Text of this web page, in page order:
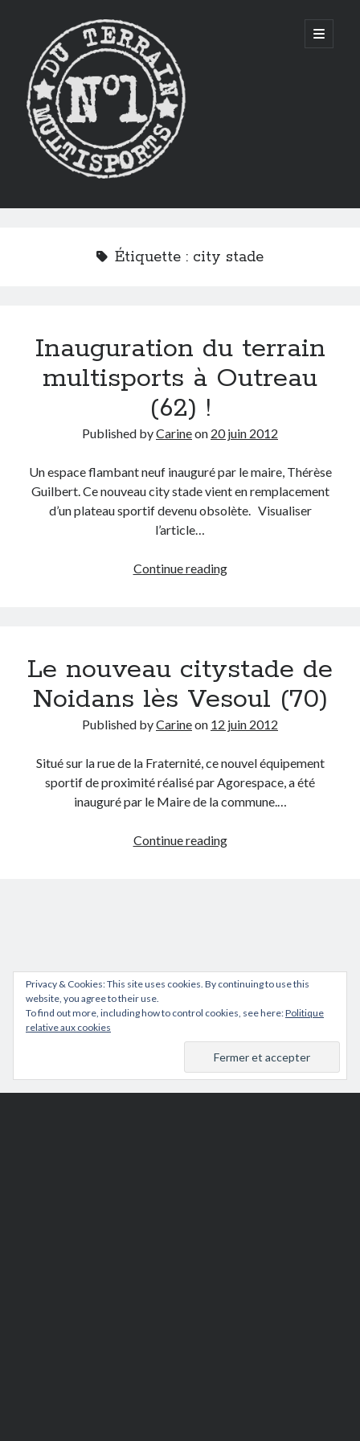
CITYSTADE
open
primary
Sidebar
Étiquette : city stade
Inauguration du terrain
multisports à Outreau
(62) !
Published byCarineon 20 juin 2012
Un espace flambant neuf inauguré par le maire, Thérèse
Guilbert. Ce nouveau city stade vient en remplacement
d’un plateau sportif devenu obsolète. Visualiser
l’article…
Continue readingInauguration
Outreau
!
Le nouveau citystade de
Noidans lès Vesoul (70)
Published byCarineon 12 juin 2012
Situé sur la rue de la Fraternité, ce nouvel équipement
sportif de proximité réalisé par Agorespace, a été
inauguré par le Maire de la commune.…
Continue readingLe
(70)
Privacy & Cookies: This site uses cookies. By continuing to use this
website, you agree to their use.
To find out more, including how to control cookies, see here:Politique
relative aux cookies